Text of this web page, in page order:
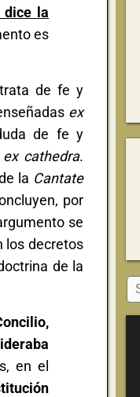
dice la
es
de fe y
ex
de fe y
ex cathedra.
la Cantate
por
se
los decretos
de la
en el